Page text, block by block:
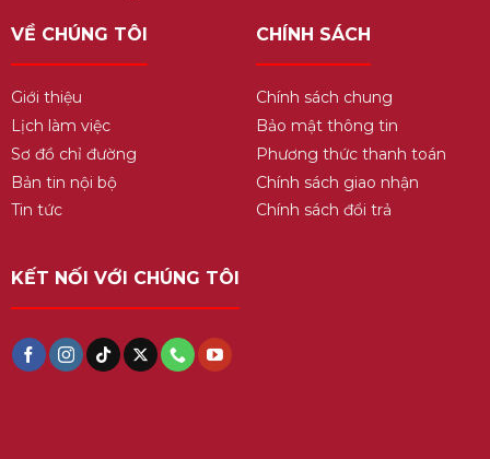
VỀ CHÚNG TÔI
Giới thiệu
Lịch làm việc
Sơ đồ chỉ đường
Bản tin nội bộ
Tin tức
CHÍNH SÁCH
Chính sách chung
Bảo mật thông tin
Phương thức thanh toán
Chính sách giao nhận
Chính sách đổi trả
KẾT NỐI VỚI CHÚNG TÔI